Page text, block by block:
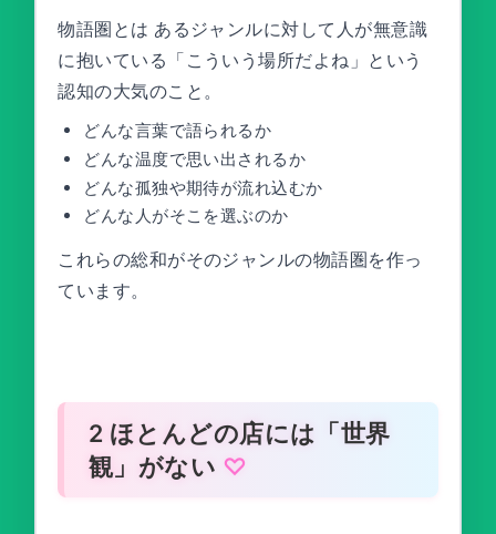
物語圏とは あるジャンルに対して人が無意識
に抱いている「こういう場所だよね」という
認知の大気のこと。
どんな言葉で語られるか
どんな温度で思い出されるか
どんな孤独や期待が流れ込むか
どんな人がそこを選ぶのか
これらの総和がそのジャンルの物語圏を作っ
ています。
2 ほとんどの店には「世界
観」がない